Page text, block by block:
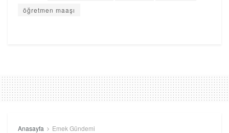
öğretmen maaşı
Anasayfa Emek Gündemi